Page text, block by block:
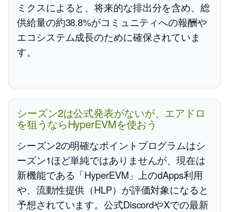
ミクスによると、将来的な排出分を含め、総
供給量の約38.8%がコミュニティへの報酬や
エコシステム成長のために確保されていま
す。
シーズン2は公式発表がないが、エアドロ
を狙うならHyperEVMを使おう
シーズン2の明確なポイントプログラムはシ
ーズン1ほど単純ではありませんが、現在は
新機能である「HyperEVM」上のdApps利用
や、流動性提供（HLP）が評価対象になると
予想されています。公式DiscordやXでの最新